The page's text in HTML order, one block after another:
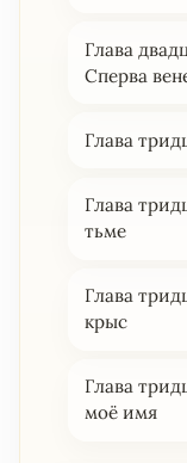
Глава
Сперва
Глава
Глава
тьме
Глава
крыс
Глава
моё имя